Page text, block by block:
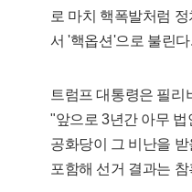
로 마치 핵폭발처럼
서 '핵옵션'으로 불린다.
트럼프 대통령은 필리
"앞으로 3년간 아무
공화당이 그 비난을
포함해 선거 결과는